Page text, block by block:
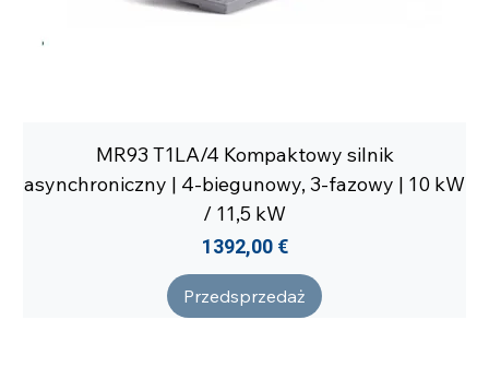
MR93 T1LA/4 Kompaktowy silnik
asynchroniczny | 4-biegunowy, 3-fazowy | 10 kW
/ 11,5 kW
Cena
1392,00 €
Przedsprzedaż